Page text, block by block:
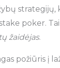
strategijų,
poker.
žaidėjas.
požiūris į